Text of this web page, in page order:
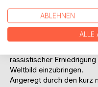
Schutzmaßnahmen
Gegenwärtige Gefahren
Drohungen und
Wohnungsnachbarn
rassistischer
Weltbild einzubringen.
Angeregt durch den kurz
ABLEHNEN
ALLE